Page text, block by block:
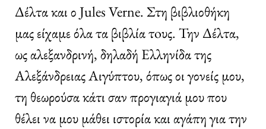
Δέλτα και ο Jules Verne. Στη βιβλιοθήκη
μας είχαμε όλα τα βιβλία τoυς. Την Δέλτα,
ως αλεξανδρινή, δηλαδή Ελληνίδα της
Αλεξάνδρειας Αιγύπτου, όπως οι γονείς μου,
τη θεωρούσα κάτι σαν προγιαγιά μου που
θέλει να μου μάθει ιστορία και αγάπη για την